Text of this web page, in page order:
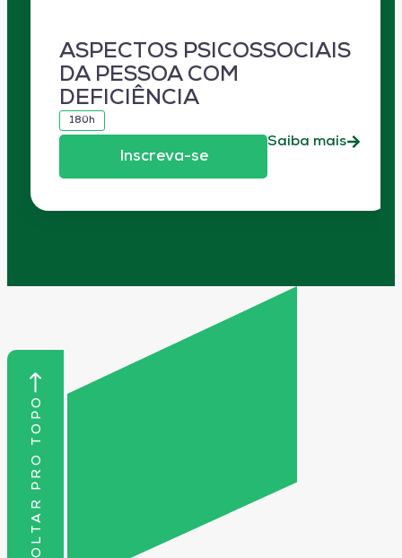
ASPECTOS PSICOSSOCIAIS
DA PESSOA COM
DEFICIÊNCIA
180h
Inscreva-se
Saiba mais
VOLTAR PRO TOPO